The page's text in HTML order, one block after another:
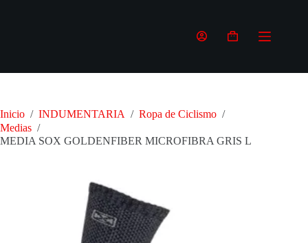
Carro
Inicio / INDUMENTARIA / Ropa de Ciclismo /
Medias /
MEDIA SOX GOLDENFIBER MICROFIBRA GRIS L